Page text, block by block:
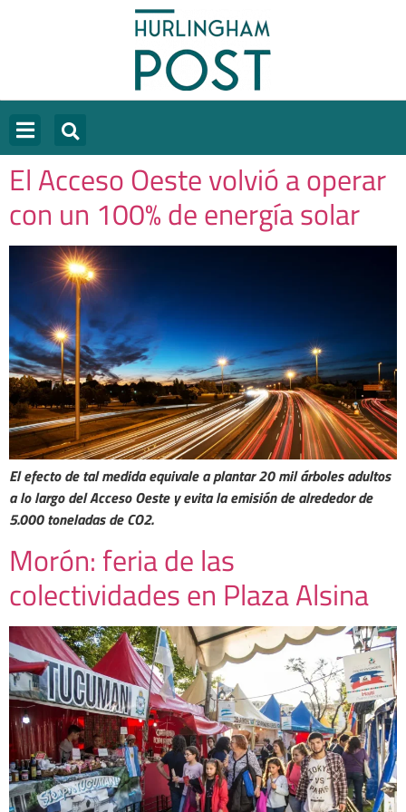
El Acceso Oeste volvió a operar
con un 100% de energía solar
El efecto de tal medida equivale a plantar 20 mil árboles adultos
a lo largo del Acceso Oeste y evita la emisión de alrededor de
5.000 toneladas de CO2.
Morón: feria de las
colectividades en Plaza Alsina